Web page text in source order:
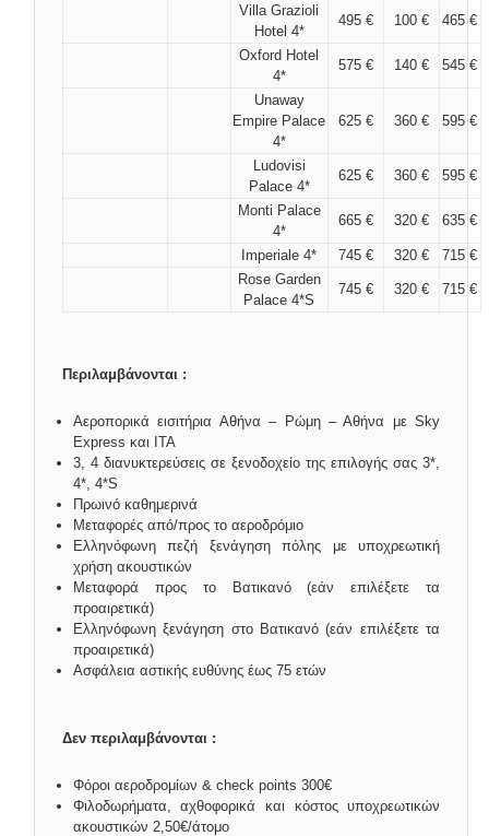
Villa Grazioli
Hotel 4*
495 € 100 € 465 €
Oxford Hotel
4*
575 € 140 € 545 €
Unaway
Empire Palace
4*
625 € 360 € 595 €
Ludovisi
Palace 4*
625 € 360 € 595 €
Monti Palace
4*
665 € 320 € 635 €
Imperiale 4* 745 € 320 €
715 €
Rose Garden
Palace 4*S
745 € 320 € 715 €
Περιλαμβάνονται :
Αεροπορικά εισιτήρια Αθήνα – Ρώμη – Αθήνα με Sky
Express και ITA
3, 4 διανυκτερεύσεις σε ξενοδοχείο της επιλογής σας 3*,
4*, 4*S
Πρωινό καθημερινά
Μεταφορές από/προς το αεροδρόμιο
Ελληνόφωνη πεζή ξενάγηση πόλης με υποχρεωτική
χρήση ακουστικών
Μεταφορά προς το Βατικανό (εάν επιλέξετε τα
προαιρετικά)
Ελληνόφωνη ξενάγηση στο Βατικανό (εάν επιλέξετε τα
προαιρετικά)
Ασφάλεια αστικής ευθύνης έως 75 ετών
Δεν περιλαμβάνονται :
Φόροι αεροδρομίων & check points 300€
Φιλοδωρήματα, αχθοφορικά και κόστος υποχρεωτικών
ακουστικών 2,50€/άτομο